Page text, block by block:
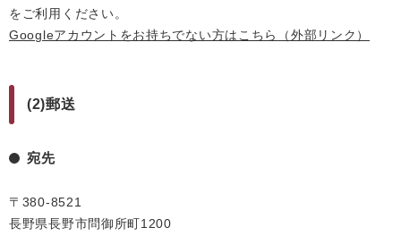
をご利用ください。
Googleアカウントをお持ちでない方はこちら
（外部リンク）
(2)郵送
宛先
〒380-8521
長野県長野市問御所町1200